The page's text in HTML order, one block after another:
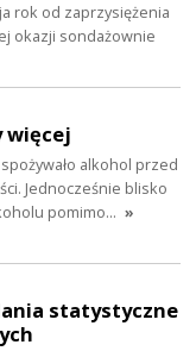
rok od zaprzysiężenia
okazji sondażownie
więcej
alkohol przed
Jednocześnie blisko
pomimo… »
statystyczne